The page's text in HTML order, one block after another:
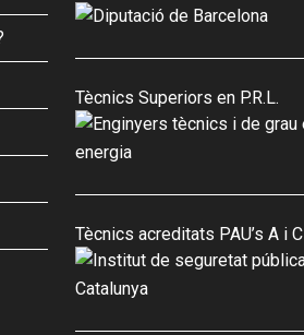
Tècnics Superiors en P.R.L.
Tècnics acreditats PAU’s A i C